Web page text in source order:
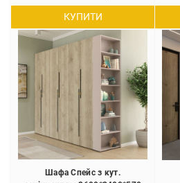
КУПИТИ
Шафа Спейс з кут.